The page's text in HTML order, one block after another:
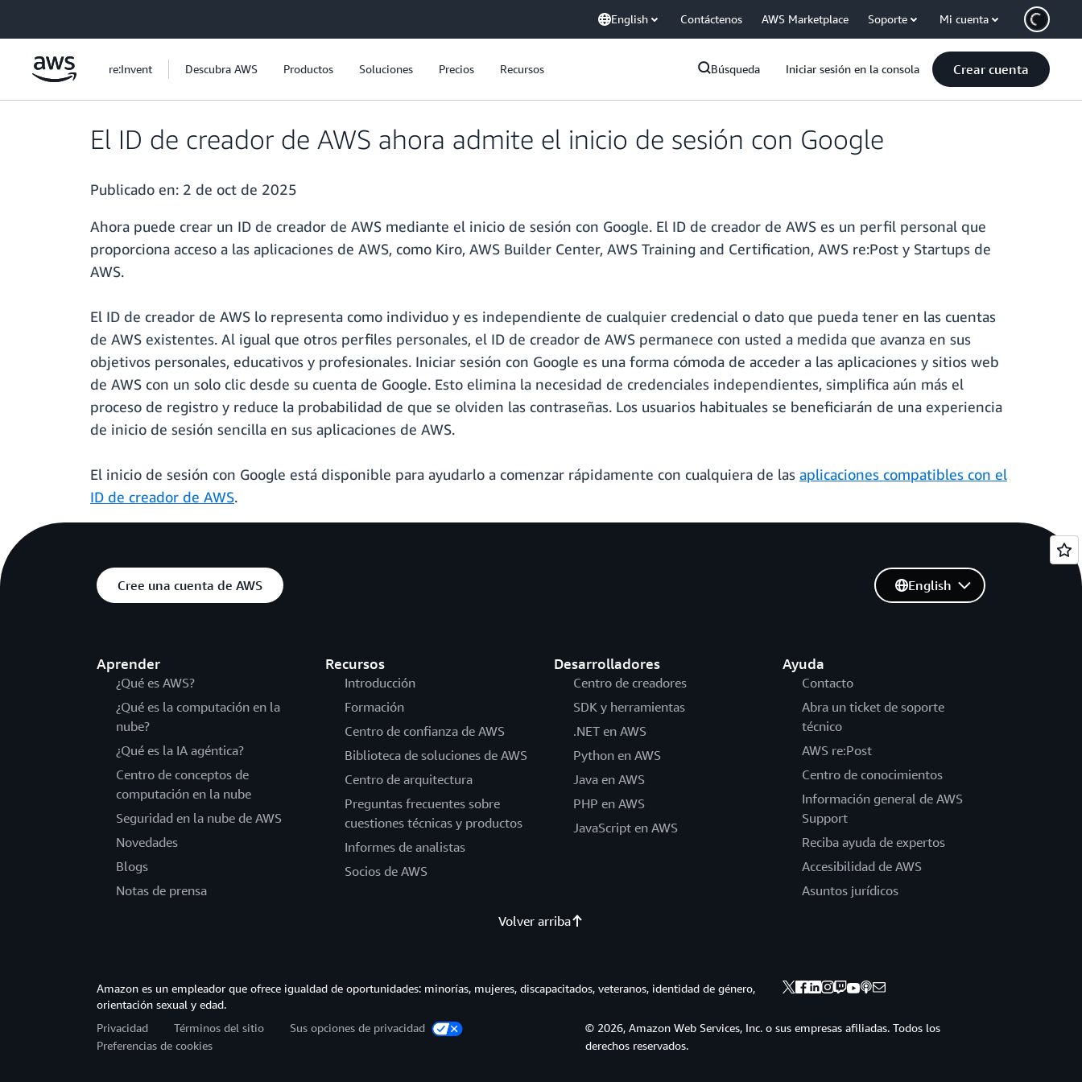
English Contáctenos AWS Marketplace Soporte Mi cuenta
re:Invent Descubra AWS Productos Soluciones Precios Recursos Búsqueda Iniciar sesión en la consola Crear cuenta
El ID de creador de AWS ahora admite el inicio de sesión con Google
Publicado en: 2 de oct de 2025
Ahora puede crear un ID de creador de AWS mediante el inicio de sesión con Google. El ID de creador de AWS es un perfil personal que
proporciona acceso a las aplicaciones de AWS, como Kiro, AWS Builder Center, AWS Training and Certification, AWS re:Post y Startups de
AWS.
El ID de creador de AWS lo representa como individuo y es independiente de cualquier credencial o dato que pueda tener en las cuentas
de AWS existentes. Al igual que otros perfiles personales, el ID de creador de AWS permanece con usted a medida que avanza en sus
objetivos personales, educativos y profesionales. Iniciar sesión con Google es una forma cómoda de acceder a las aplicaciones y sitios web
de AWS con un solo clic desde su cuenta de Google. Esto elimina la necesidad de credenciales independientes, simplifica aún más el
proceso de registro y reduce la probabilidad de que se olviden las contraseñas. Los usuarios habituales se beneficiarán de una experiencia
de inicio de sesión sencilla en sus aplicaciones de AWS.
El inicio de sesión con Google está disponible para ayudarlo a comenzar rápidamente con cualquiera de las aplicaciones compatibles con el
ID de creador de AWS.
Cree una cuenta de AWS
Aprender
¿Qué es AWS?
¿Qué es la computación en la
nube?
¿Qué es la IA agéntica?
Centro de conceptos de
computación en la nube
Seguridad en la nube de AWS
Novedades
Blogs
Notas de prensa
Recursos
Introducción
Formación
Centro de confianza de AWS
Biblioteca de soluciones de AWS
Centro de arquitectura
Preguntas frecuentes sobre
cuestiones técnicas y productos
Informes de analistas
Socios de AWS
Desarrolladores
Centro de creadores
SDK y herramientas
.NET en AWS
Python en AWS
Java en AWS
PHP en AWS
JavaScript en AWS
Ayuda
Contacto
Abra un ticket de soporte
técnico
AWS re:Post
Centro de conocimientos
Información general de AWS
Support
Reciba ayuda de expertos
Accesibilidad de AWS
Asuntos jurídicos
English
Volver arriba
Amazon es un empleador que ofrece igualdad de oportunidades: minorías, mujeres, discapacitados, veteranos, identidad de género,
orientación sexual y edad.
Privacidad
Términos del sitio
Sus opciones de privacidad
Preferencias de cookies
© 2026, Amazon Web Services, Inc. o sus empresas afiliadas. Todos los
derechos reservados.